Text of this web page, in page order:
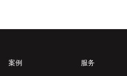
案例
服务